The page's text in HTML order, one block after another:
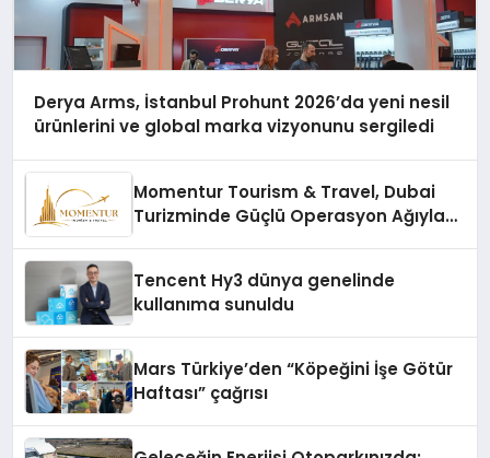
Derya Arms, İstanbul Prohunt 2026’da yeni nesil
ürünlerini ve global marka vizyonunu sergiledi
Momentur Tourism & Travel, Dubai
Turizminde Güçlü Operasyon Ağıyla
Tencent Hy3 dünya genelinde
kullanıma sunuldu
Mars Türkiye’den “Köpeğini İşe Götür
Haftası” çağrısı